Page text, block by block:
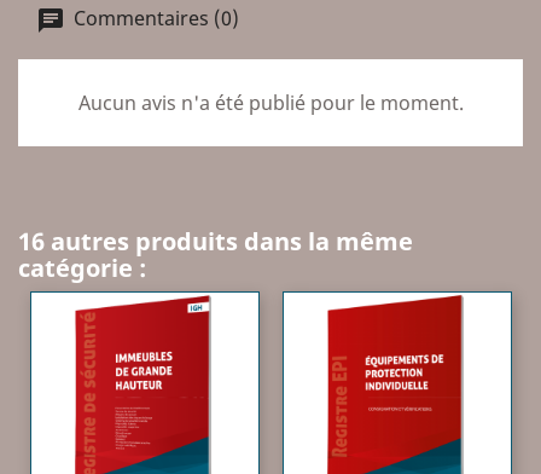
Commentaires (0)
Aucun avis n'a été publié pour le moment.
16 autres produits dans la même
catégorie :